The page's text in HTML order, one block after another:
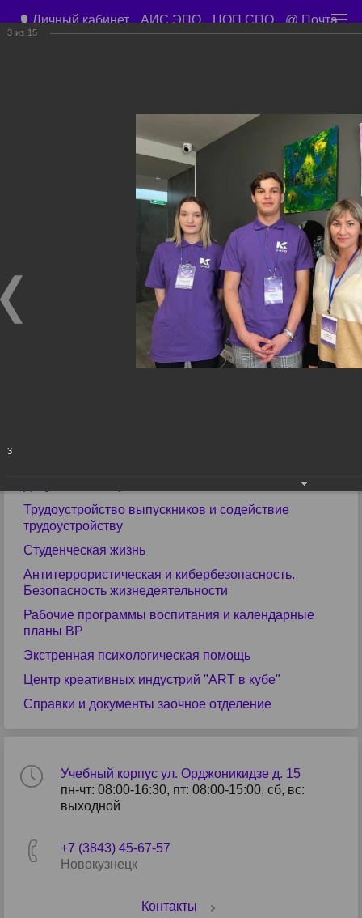
Личный кабинет АИС ЭПО ЦОП СПО @ Почта
+7 (3843) 45-67-57
Учебный корпус ул. Орджоникидзе д. 15
Трудоустройство выпускников и содействие
трудоустройству
Студенческая жизнь
Антитеррористическая и кибербезопасность.
Безопасность жизнедеятельности
Рабочие программы воспитания и календарные
планы ВР
Экстренная психологическая помощь
Центр креативных индустрий "ART в кубе"
Справки и документы заочное отделение
Учебный корпус ул. Орджоникидзе д. 15
пн-чт: 08:00-16:30, пт: 08:00-15:00, сб, вс:
выходной
+7 (3843) 45-67-57
Новокузнецк
Контакты
3 из 15
3